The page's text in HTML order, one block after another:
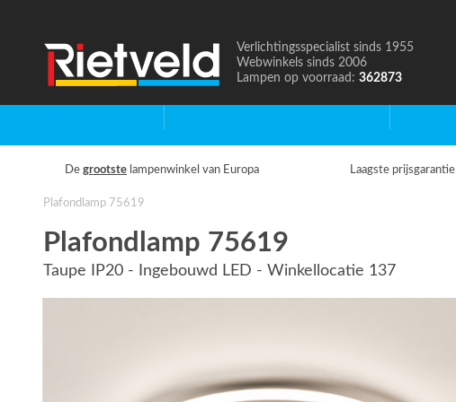
Naar
de
Verlichtingsspecialist sinds 1955
Webwinkels sinds 2006
Lampen op voorraad: 362873
De grootste lampenwinkel van Europa Laagste prijsgarantie
Plafondlamp 75619
Plafondlamp 75619
Taupe IP20 - Ingebouwd LED - Winkellocatie 137